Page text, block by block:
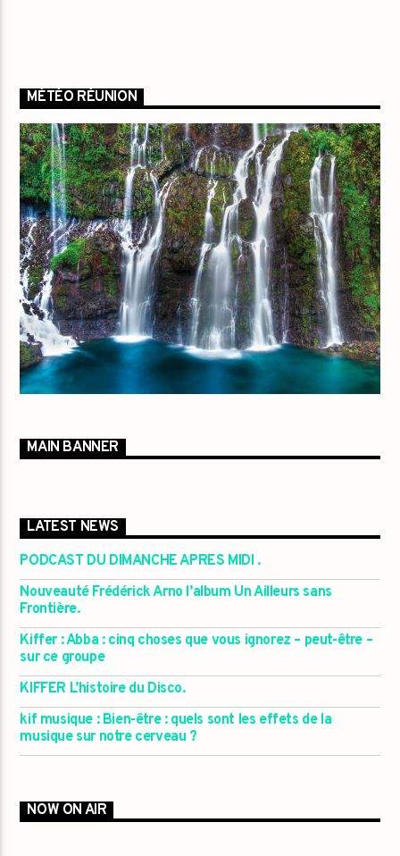
MÉTÉO RÉUNION
MAIN BANNER
LATEST NEWS
PODCAST DU DIMANCHE APRES MIDI .
Nouveauté Frédérick Arno l’album Un Ailleurs sans
Frontière.
Kiffer : Abba : cinq choses que vous ignorez – peut-être –
sur ce groupe
KIFFER L’histoire du Disco.
kif musique : Bien-être : quels sont les effets de la
musique sur notre cerveau ?
NOW ON AIR